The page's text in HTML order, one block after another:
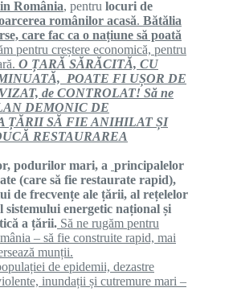
România, pentru locuri de
românilor acasă. Bătălia
care fac ca o națiune să poată
pentru creștere economică, pentru
O ȚARĂ SĂRĂCITĂ, CU
POATE FI UȘOR DE
de CONTROLAT! Să ne
DEMONIC DE
ȚĂRII SĂ FIE ANIHILAT ȘI
RESTAURAREA
podurilor mari, a principalelor
(care să fie restaurate rapid),
de frecvențe ale țării, al rețelelor
energetic național și
a țării. Să ne rugăm pentru
– să fie construite rapid, mai
munții.
de epidemii, dezastre
inundații și cutremure mari –